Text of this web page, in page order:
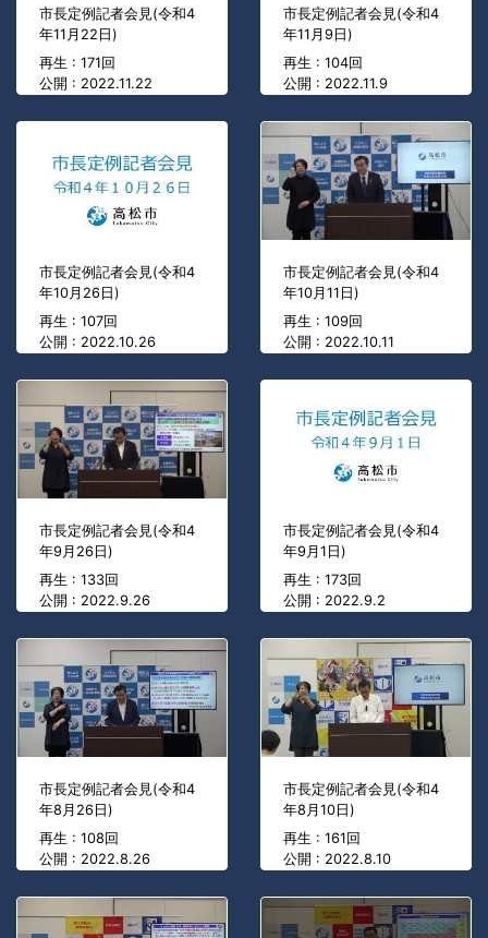
市長定例記者会見(令和4
年11月22日)
再生 : 171回
公開 : 2022.11.22
市長定例記者会見(令和4
年11月9日)
再生 : 104回
公開 : 2022.11.9
市長定例記者会見(令和4
年10月26日)
再生 : 107回
公開 : 2022.10.26
市長定例記者会見(令和4
年10月11日)
再生 : 109回
公開 : 2022.10.11
市長定例記者会見(令和4
年9月26日)
再生 : 133回
公開 : 2022.9.26
市長定例記者会見(令和4
年9月1日)
再生 : 173回
公開 : 2022.9.2
市長定例記者会見(令和4
年8月26日)
再生 : 108回
公開 : 2022.8.26
市長定例記者会見(令和4
年8月10日)
再生 : 161回
公開 : 2022.8.10